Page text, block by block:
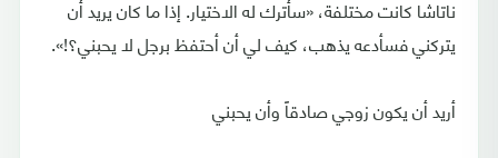
ناتاشا كانت مختلفة، «سأترك له الاختيار. إذا ما كان يريد أن
يتركني فسأدعه يذهب، كيف لي أن أحتفظ برجل لا يحبني؟!».
أريد أن يكون زوجي صادقاً وأن يحبني